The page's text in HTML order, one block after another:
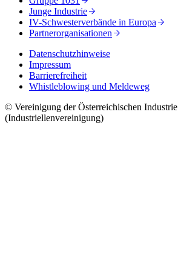
Junge Industrie
IV-Schwesterverbände in Europa
Partnerorganisationen
Datenschutzhinweise
Impressum
Barrierefreiheit
Whistleblowing und Meldeweg
© Vereinigung der Österreichischen Industrie
(Industriellenvereinigung)